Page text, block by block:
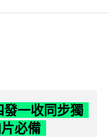
一收同步獨
必備